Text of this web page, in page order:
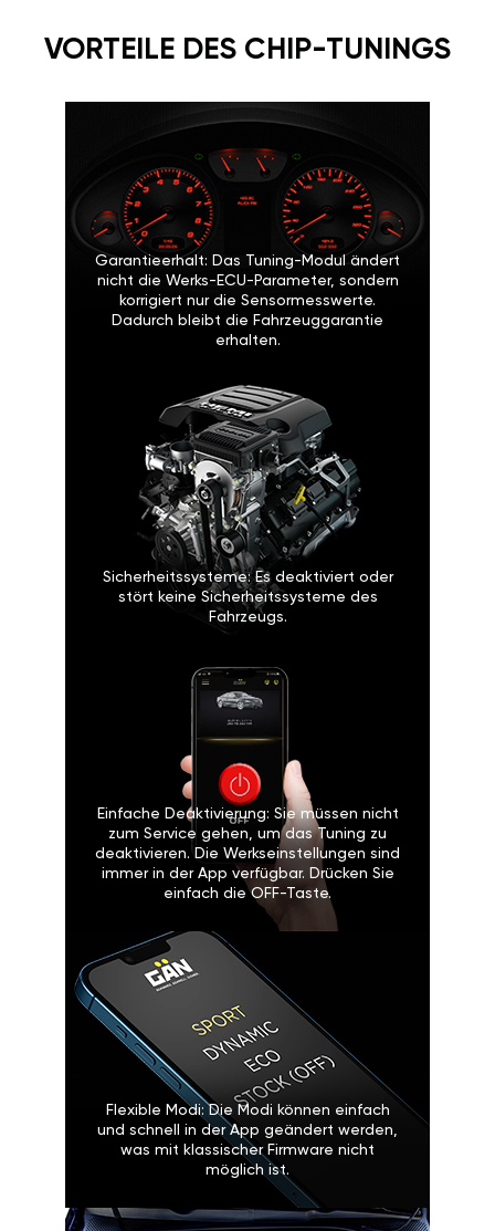
VORTEILE DES CHIP-TUNINGS
Garantieerhalt: Das Tuning-Modul ändert
nicht die Werks-ECU-Parameter, sondern
korrigiert nur die Sensormesswerte.
Dadurch bleibt die Fahrzeuggarantie
erhalten.
Sicherheitssysteme: Es deaktiviert oder
stört keine Sicherheitssysteme des
Fahrzeugs.
Einfache Deaktivierung: Sie müssen nicht
zum Service gehen, um das Tuning zu
deaktivieren. Die Werkseinstellungen sind
immer in der App verfügbar. Drücken Sie
einfach die OFF-Taste.
Flexible Modi: Die Modi können einfach
und schnell in der App geändert werden,
was mit klassischer Firmware nicht
möglich ist.